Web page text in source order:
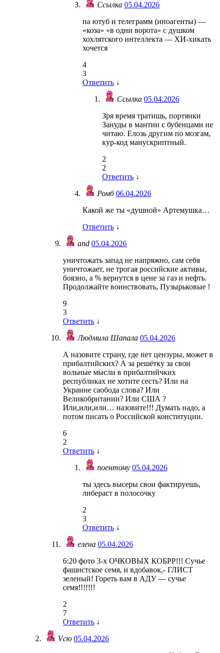
Ссылка 05.04.2026
на ютуб и телеграмм (иноагенты) —
«коза» «в одни ворота» с душком
хохлятского интеллекта — ХИ-хикать
хочется
4
3
Ответить ↓
Ссылка 05.04.2026
Зря время тратишь, портянки
Зануды в мантии с бубенцами не
читаю. Елозь другим по мозгам,
кур-код манускриптный.
2
2
Ответить ↓
Ромб06.04.2026
Какой же ты «душной» Артемушка…
Ответить ↓
аnd 05.04.2026
уничтожать запад не напряжно, сам себя
уничтожает, не трогая российские активы,
боязно, а % вернутся в цене за газ и нефть.
Продолжайте воинствовать, Пузырьковые !
9
3
Ответить ↓
Людмила Шапала 05.04.2026
А назовите страну, где нет цензуры, может в
прибалтийских? А за решётку за свои
вольные мысли в прибалтийчких
республиках не хотите сесть? Или на
Украине саобода слова? Или
Великобритании? Или США ?
Или,или,или… назовите!!! Думать надо, а
потом писать о Российской конституции.
6
2
Ответить ↓
поентому 05.04.2026
ты здесь высеры свои фактируешь,
либераст в полосочку
2
3
Ответить ↓
елена 05.04.2026
6:20 фото 3-х ОЧКОВЫХ КОБРР!!! Сучье
фашистское семя, и вдобавок,- ГЛИСТ
зеленый! Гореть вам в АДУ — сучье
семя!!!!!!!
2
7
Ответить ↓
Vcю 05.04.2026